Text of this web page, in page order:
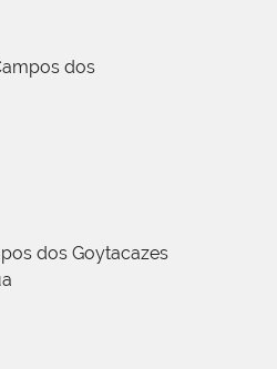
dos
dos Goytacazes